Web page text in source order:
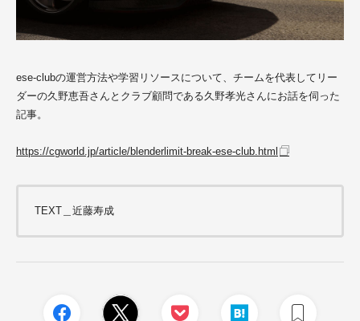
ese-clubの運営方法や学習リソースについて、チームを代表してリー
ダーの久野恵吾さんとクラブ顧問である久野孝光さんにお話を伺った
記事。
https://cgworld.jp/article/blenderlimit-break-ese-club.html
TEXT＿近藤寿成